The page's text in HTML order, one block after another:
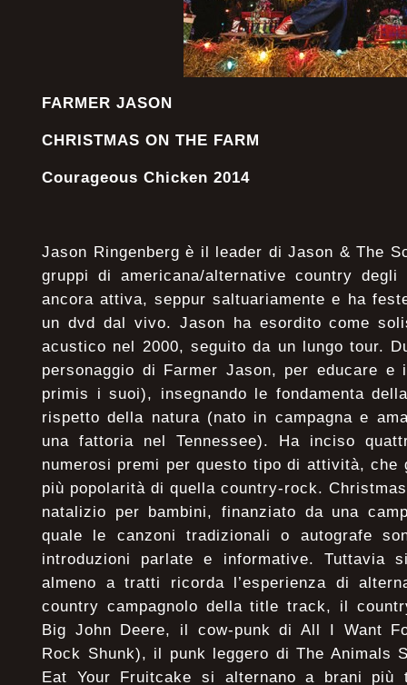
FARMER JASON
CHRISTMAS ON THE FARM
Courageous Chicken 2014
Jason Ringenberg è il leader di Jason & The
gruppi di americana/alternative country
ancora attiva, seppur saltuariamente e ha
un dvd dal vivo. Jason ha esordito come
acustico nel 2000, seguito da un lungo tour.
personaggio di Farmer Jason, per educare e
primis i suoi), insegnando le fondamenta
rispetto della natura (nato in campagna e
una fattoria nel Tennessee). Ha inciso
numerosi premi per questo tipo di attività, che
più popolarità di quella country-rock.
natalizio per bambini, finanziato da una
quale le canzoni tradizionali o autografe
introduzioni parlate e informative. Tuttavia
almeno a tratti ricorda l’esperienza di
country campagnolo della title track, il
Big John Deere, il cow-punk di All I Want
Rock Shunk), il punk leggero di The Animals
Eat Your Fruitcake si alternano a brani più